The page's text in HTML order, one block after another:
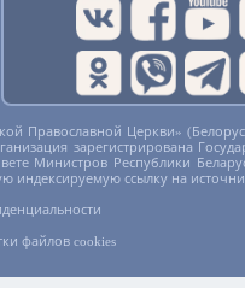
Православной Церкви»
зарегистрирована
Министров Республики
индексируемую ссылку на
файлов cookies